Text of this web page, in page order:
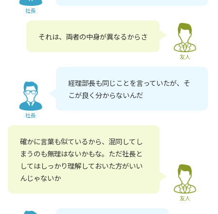
社長
それは、両者の中身が異なるからさ
友人
社長
経理部長も同じことを言っていたが、そ
こが良く分からないんだ
確かに言葉も似ているから、混同してし
まうのも無理はないかもな。ただ社長と
してはしっかり理解しておいた方がいい
んじゃないか
友人